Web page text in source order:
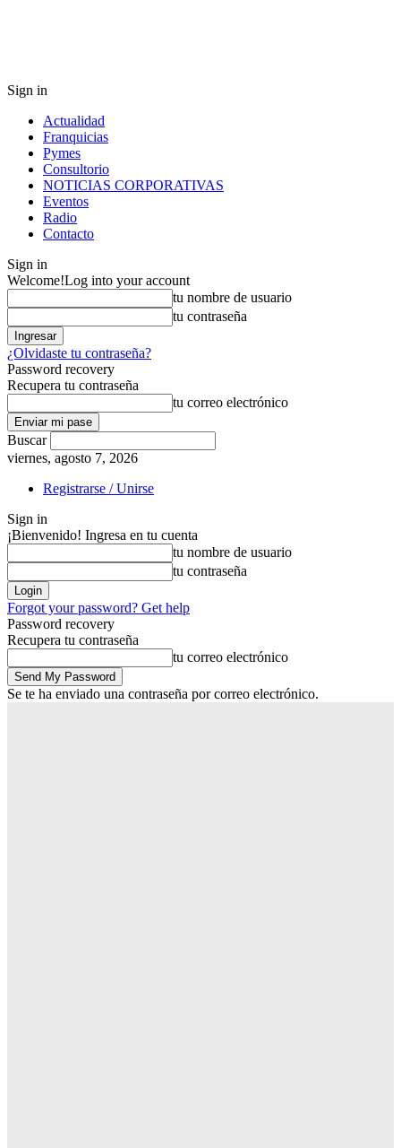
Sign in
Actualidad
Franquicias
Pymes
Consultorio
NOTICIAS CORPORATIVAS
Eventos
Radio
Contacto
Sign in
Welcome!Log into your account
tu nombre de usuario
tu contraseña
¿Olvidaste tu contraseña?
Password recovery
Recupera tu contraseña
tu correo electrónico
Buscar
viernes, agosto 7, 2026
Registrarse / Unirse
Sign in
¡Bienvenido! Ingresa en tu cuenta
tu nombre de usuario
tu contraseña
Forgot your password? Get help
Password recovery
Recupera tu contraseña
tu correo electrónico
Se te ha enviado una contraseña por correo electrónico.